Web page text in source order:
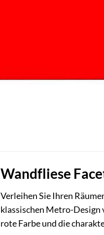
Wandfliese
Verleihen Sie Ihren
klassischen Metro-Design
rote Farbe und die